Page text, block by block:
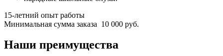
15-летний опыт работы
Минимальная сумма заказа 10 000 руб.
Наши преимущества